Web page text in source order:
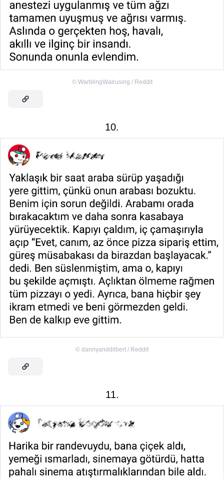
© WarblingWalrusing / Reddit
10.
© dannyanddilbert / Reddit
11.